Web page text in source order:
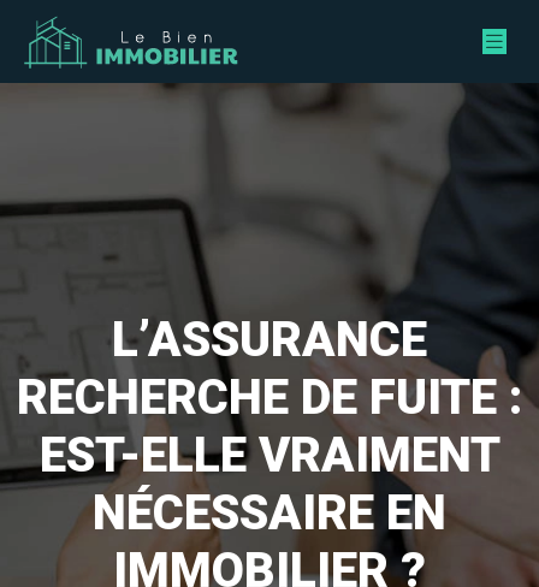
L’ASSURANCE
RECHERCHE DE FUITE :
EST-ELLE VRAIMENT
NÉCESSAIRE EN
IMMOBILIER ?